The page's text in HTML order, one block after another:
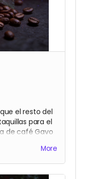
el resto del
para el
de café Gavo
More